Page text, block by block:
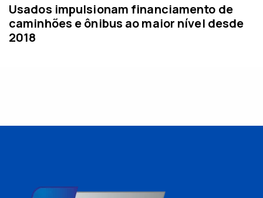
Usados impulsionam financiamento de
caminhões e ônibus ao maior nível desde
2018